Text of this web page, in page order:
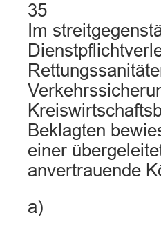
35
Im
Beklagten
einer
anvertrauende
a)